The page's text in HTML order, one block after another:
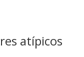
atípicos